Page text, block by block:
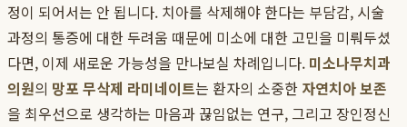
정이 되어서는 안 됩니다. 치아를 삭제해야 한다는 부담감, 시술
과정의 통증에 대한 두려움 때문에 미소에 대한 고민을 미뤄두셨
다면, 이제 새로운 가능성을 만나보실 차례입니다. 미소나무치과
의원의 망포 무삭제 라미네이트는 환자의 소중한 자연치아 보존
을 최우선으로 생각하는 마음과 끊임없는 연구, 그리고 장인정신